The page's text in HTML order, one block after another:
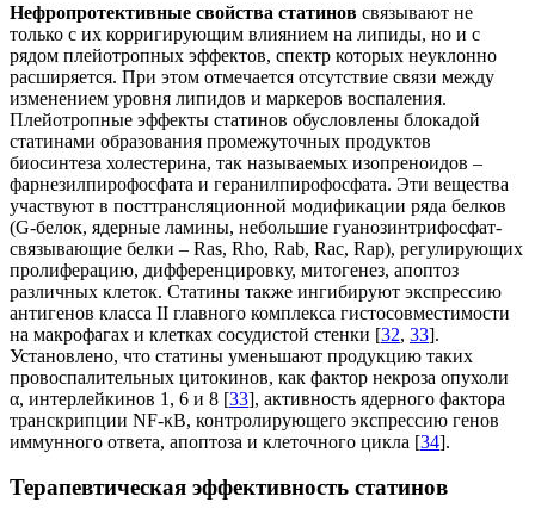
Нефропротективные свойства статинов связывают не
только с их корригирующим влиянием на липиды, но и с
рядом плейотропных эффектов, спектр которых неуклонно
расширяется. При этом отмечается отсутствие связи между
изменением уровня липидов и маркеров воспаления.
Плейотропные эффекты статинов обусловлены блокадой
статинами образования промежуточных продуктов
биосинтеза холестерина, так называемых изопреноидов –
фарнезилпирофосфата и геранилпирофосфата. Эти вещества
участвуют в посттрансляционной модификации ряда белков
(G-белок, ядерные ламины, небольшие гуанозинтрифосфат-
связывающие белки – Ras, Rho, Rab, Rac, Rap), регулирующих
пролиферацию, дифференцировку, митогенез, апоптоз
различных клеток. Статины также ингибируют экспрессию
антигенов класса II главного комплекса гистосовместимости
на макрофагах и клетках сосудистой стенки [32, 33].
Установлено, что статины уменьшают продукцию таких
провоспалительных цитокинов, как фактор некроза опухоли
α, интерлейкинов 1, 6 и 8 [33], активность ядерного фактора
транскрипции NF-κB, контролирующего экспрессию генов
иммунного ответа, апоптоза и клеточного цикла [34].
Терапевтическая эффективность статинов